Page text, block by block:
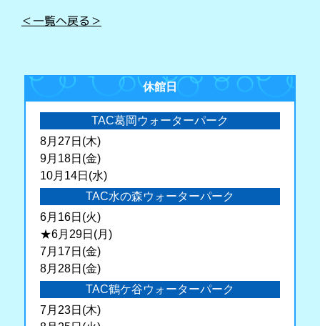
＜一覧へ戻る＞
休館日
TAC葛岡ウォーターパーク
8月27日(木)
9月18日(金)
10月14日(水)
TAC水の森ウォーターパーク
6月16日(火)
★6月29日(月)
7月17日(金)
8月28日(金)
TAC鶴ケ谷ウォーターパーク
7月23日(木)